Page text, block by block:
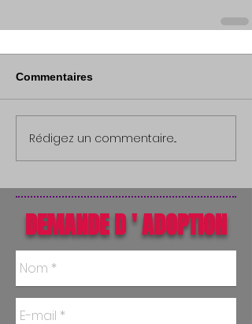
Commentaires
Rédigez un commentaire...
DEMANDE D ' ADOPTION